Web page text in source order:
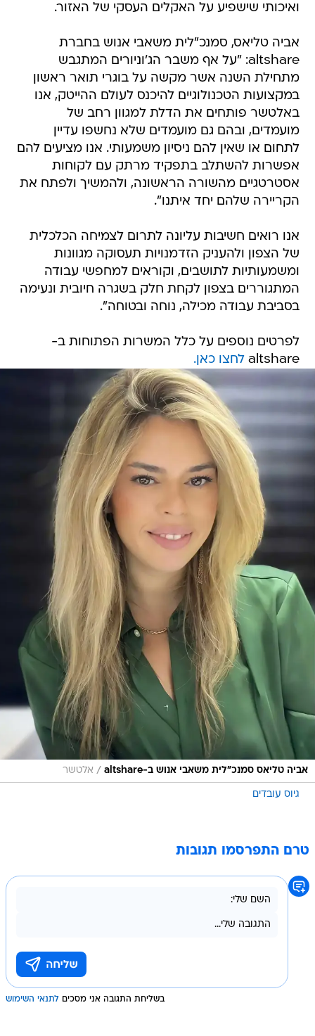
ואיכותי שישפיע על האקלים העסקי של האזור.
אביה טליאס, סמנכ"לית משאבי אנוש בחברת
altshare: "על אף משבר הג'וניורים המתגבש
מתחילת השנה אשר מקשה על בוגרי תואר ראשון
במקצועות הטכנולוגיים להיכנס לעולם ההייטק, אנו
באלטשר פותחים את הדלת למגוון רחב של
מועמדים, ובהם גם מועמדים שלא נחשפו עדיין
לתחום או שאין להם ניסיון משמעותי. אנו מציעים להם
אפשרות להשתלב בתפקיד מרתק עם לקוחות
אסטרטגיים מהשורה הראשונה, ולהמשיך ולפתח את
הקריירה שלהם יחד איתנו".
אנו רואים חשיבות עליונה לתרום לצמיחה הכלכלית
של הצפון ולהעניק הזדמנויות תעסוקה מגוונות
ומשמעותיות לתושבים, וקוראים למחפשי עבודה
המתגוררים בצפון לקחת חלק בשגרה חיובית ונעימה
בסביבת עבודה מכילה, נוחה ובטוחה".
לפרטים נוספים על כלל המשרות הפתוחות ב-
altshare לחצו כאן.
אביה טליאס סמנכ"לית משאבי אנוש ב-altshare / אלטשר
גיוס עובדים
טרם התפרסמו תגובות
בשליחת התגובה אני מסכים לתנאי השימוש